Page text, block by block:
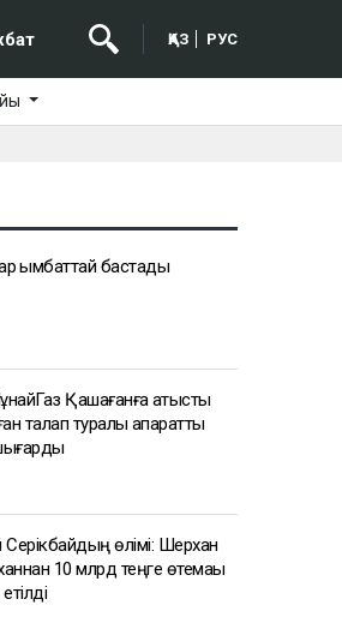
ҚАЗ РУС
қымбаттай бастады
Қашағанға қатысты
талап туралы ақпаратты
Серікбайдың өлімі: Шерхан
10 млрд теңге өтемақы